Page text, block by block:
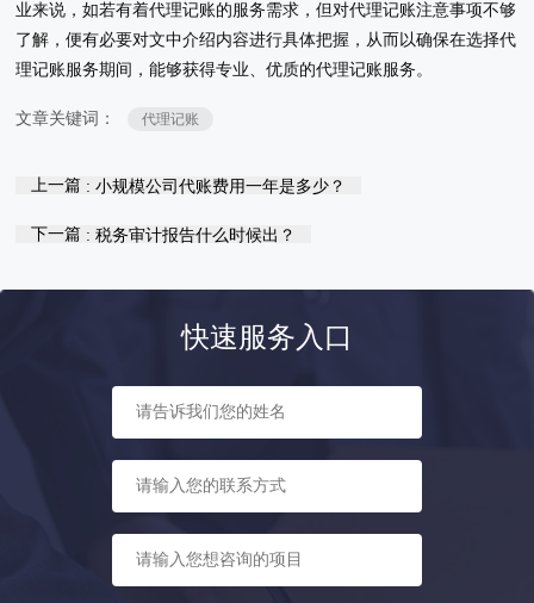
业来说，如若有着代理记账的服务需求，但对代理记账注意事项不够
了解，便有必要对文中介绍内容进行具体把握，从而以确保在选择代
理记账服务期间，能够获得专业、优质的代理记账服务。
文章关键词： 代理记账
上一篇 : 小规模公司代账费用一年是多少？
下一篇 : 税务审计报告什么时候出？
快速服务入口